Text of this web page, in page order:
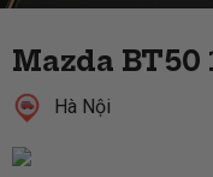
Mazda BT50
Hà Nội